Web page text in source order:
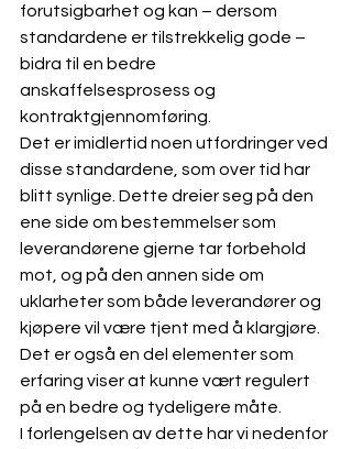
forutsigbarhet og kan – dersom
standardene er tilstrekkelig gode –
bidra til en bedre
anskaffelsesprosess og
kontraktgjennomføring.
Det er imidlertid noen utfordringer ved
disse standardene, som over tid har
blitt synlige. Dette dreier seg på den
ene side om bestemmelser som
leverandørene gjerne tar forbehold
mot, og på den annen side om
uklarheter som både leverandører og
kjøpere vil være tjent med å klargjøre.
Det er også en del elementer som
erfaring viser at kunne vært regulert
på en bedre og tydeligere måte.
I forlengelsen av dette har vi nedenfor